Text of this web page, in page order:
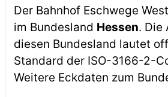
Der Bahnhof Eschwege
im Bundesland Hessen. Die
diesen Bundesland lautet
Standard der ISO-3166-2-
Weitere Eckdaten zum